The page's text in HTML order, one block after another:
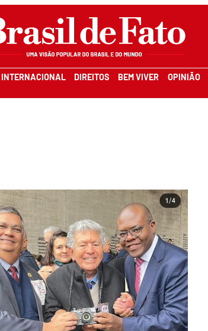
INTERNACIONAL DIREITOS BEM VIVER OPINIÃO